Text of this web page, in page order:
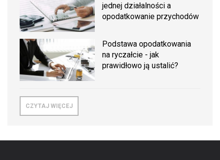
jednej działalności a
opodatkowanie przychodów
Podstawa opodatkowania
na ryczałcie - jak
prawidłowo ją ustalić?
CZYTAJ WIĘCEJ